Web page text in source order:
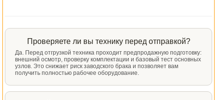
Проверяете ли вы технику перед отправкой?
Да. Перед отгрузкой техника проходит предпродажную подготовку:
внешний осмотр, проверку комплектации и базовый тест основных
узлов. Это снижает риск заводского брака и позволяет вам
получить полностью рабочее оборудование.